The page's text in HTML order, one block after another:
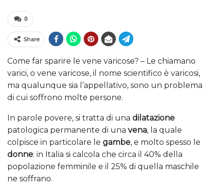
0
Share
Come far sparire le vene varicose? – Le chiamano
varici, o vene varicose, il nome scientifico è varicosi,
ma qualunque sia l’appellativo, sono un problema
di cui soffrono molte persone.
In parole povere, si tratta di una dilatazione
patologica permanente di una vena, la quale
colpisce in particolare le gambe, e molto spesso le
donne: in Italia si calcola che circa il 40% della
popolazione femminile e il 25% di quella maschile
ne soffrano.